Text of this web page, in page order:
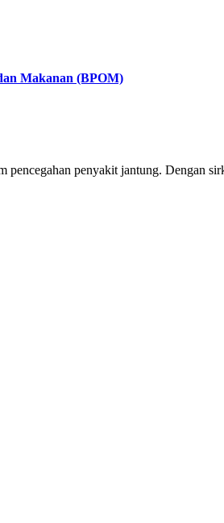
Makanan (BPOM)
penyakit jantung. Dengan